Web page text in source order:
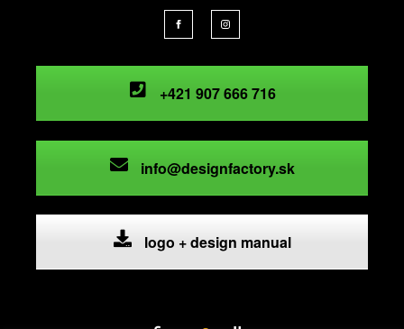
+421 907 666 716
info@designfactory.sk
logo + design manual